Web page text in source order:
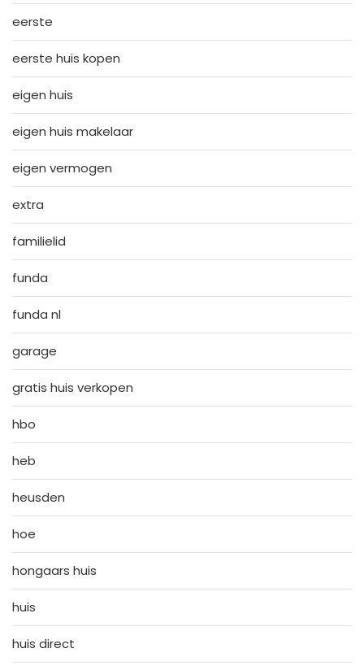
eerste
eerste huis kopen
eigen huis
eigen huis makelaar
eigen vermogen
extra
familielid
funda
funda nl
garage
gratis huis verkopen
hbo
heb
heusden
hoe
hongaars huis
huis
huis direct